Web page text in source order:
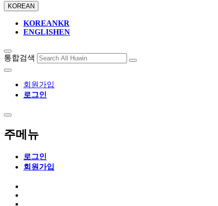
KOREAN
KOREANKR
ENGLISHEN
통합검색
회원가입
로그인
주메뉴
로그인
회원가입